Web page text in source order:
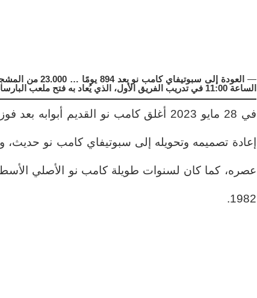
—
العودة إلى سبوتيفاي
الساعة 11:00 في تدريب الفريق الأول، الذي يُعاد به فتح ملعب البارسا.
إعادة تصميمه وتحويله إلى سبوتيفاي كامب نو
عصره، كما كان لسنوات طويلة كامب نو الأصلي
1982.